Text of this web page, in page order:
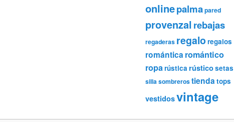
onlinepalmapared
provenzalrebajas
regaderas regalo regalos
romántica romántico
roparústica rústicosetas
sillasombrerostienda tops
vestidosvintage